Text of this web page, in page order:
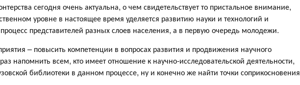
сегодня очень актуальна, о чем свидетельствует то пристальное внимание,
уровне в настоящее время уделяется развитию науки и технологий и
представителей разных слоев населения, а в первую очередь молодежи.
– повысить компетенции в вопросах развития и продвижения научного
напомнить всем, кто имеет отношение к научно-исследовательской деятельности,
библиотеки в данном процессе, ну и конечно же найти точки соприкосновения